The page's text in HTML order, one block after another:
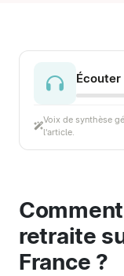
Voix de synthèse
l'article.
retraite
France ?